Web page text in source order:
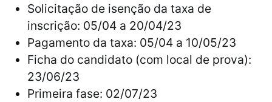
Solicitação de isenção da taxa de
inscrição: 05/04 a 20/04/23
Pagamento da taxa: 05/04 a 10/05/23
Ficha do candidato (com local de prova):
23/06/23
Primeira fase: 02/07/23